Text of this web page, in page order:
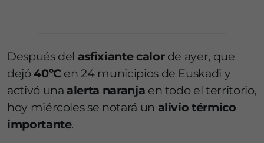
Después del asfixiante calorde ayer, que
dejó40ºCen 24 municipios de Euskadi y
activó una alerta naranja en todo el territorio,
hoy miércoles se notará un alivio térmico
importante.